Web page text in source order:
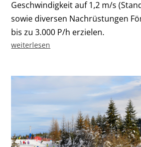
Geschwindigkeit auf 1,2 m/s
sowie diversen Nachrüstungen
bis zu 3.000 P/h erzielen.
weiterlesen